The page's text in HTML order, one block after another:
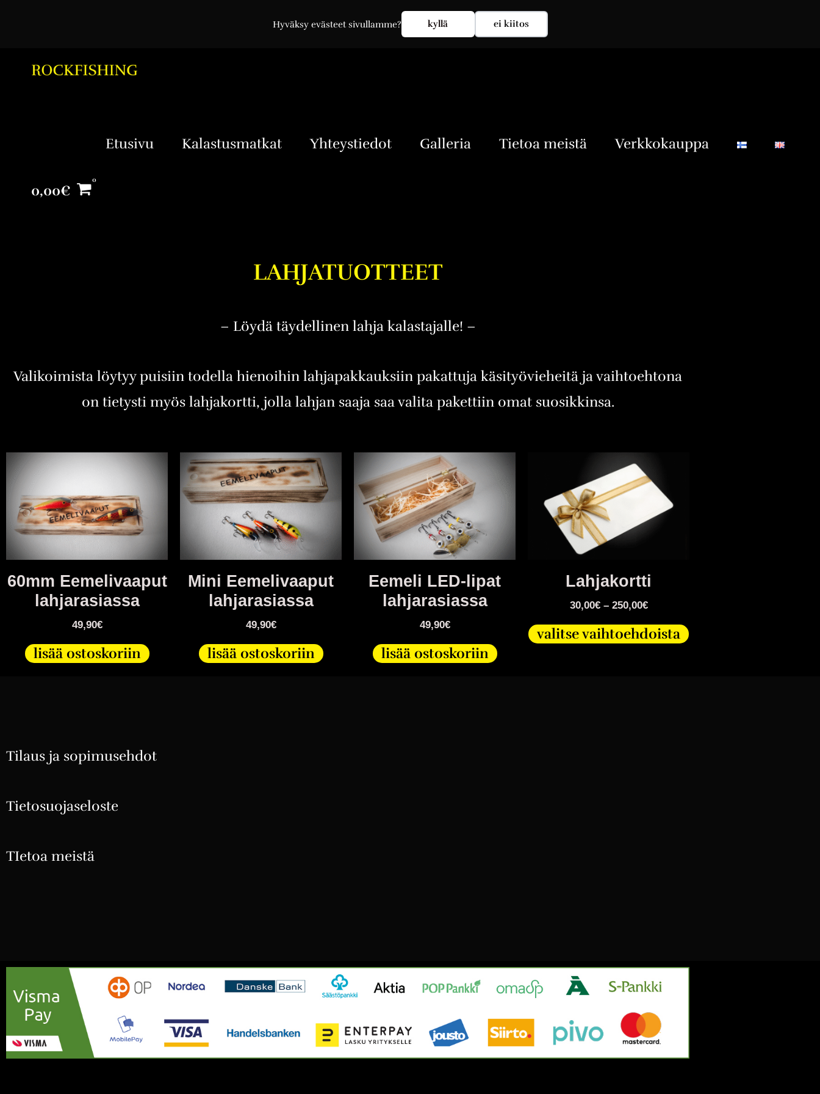
Hyväksy evästeet sivullamme? kyllä ei kiitos
Kirjaudu sisään
Etusivu Kalastusmatkat Yhteystiedot Galleria Tietoa meistä Verkkokauppa
0,00€
LAHJATUOTTEET
– Löydä täydellinen lahja kalastajalle! –
Valikoimista löytyy puisiin todella hienoihin lahjapakkauksiin pakattuja käsityövieheitä ja vaihtoehtona
on tietysti myös lahjakortti, jolla lahjan saaja saa valita pakettiin omat suosikkinsa.
60mm Eemelivaaput
lahjarasiassa
49,90€
lisää ostoskoriin
Mini Eemelivaaput
lahjarasiassa
49,90€
lisää ostoskoriin
Eemeli LED-lipat
lahjarasiassa
49,90€
lisää ostoskoriin
Lahjakortti
30,00€ – 250,00€
valitse vaihtoehdoista
Tilaus ja sopimusehdot
Tietosuojaseloste
TIetoa meistä